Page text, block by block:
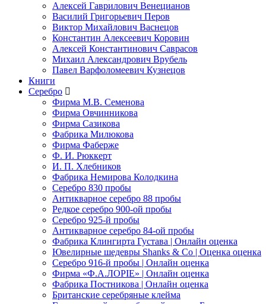
Алексей Гаврилович Венецианов
Василий Григорьевич Перов
Виктор Михайлович Васнецов
Константин Алексеевич Коровин
Алексей Константинович Саврасов
Михаил Александрович Врубель
Павел Варфоломеевич Кузнецов
Книги
Серебро
Фирма М.В. Семенова
Фирма Овчинникова
Фирма Сазикова
Фабрика Милюкова
Фирма Фаберже
Ф. И. Рюккерт
И. П. Хлебников
Фабрика Немирова Колодкина
Серебро 830 пробы
Антикварное серебро 88 пробы
Редкое серебро 900-ой пробы
Серебро 925-й пробы
Антикварное серебро 84-ой пробы
Фабрика Клингирта Густава | Онлайн оценка
Ювелирные шедевры Shanks & Co | Оценка оценка
Серебро 916-й пробы | Онлайн оценка
Фирма «Ф.А.ЛОРIЕ» | Онлайн оценка
Фабрика Постникова | Онлайн оценка
Британские серебряные клейма